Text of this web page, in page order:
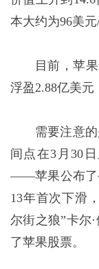
本大约为96美元/
目前，苹
浮盈2.88亿美元
需要注意
间点在3月30
——苹果公布了
13年首次下滑
尔街之狼”卡尔
了苹果股票。